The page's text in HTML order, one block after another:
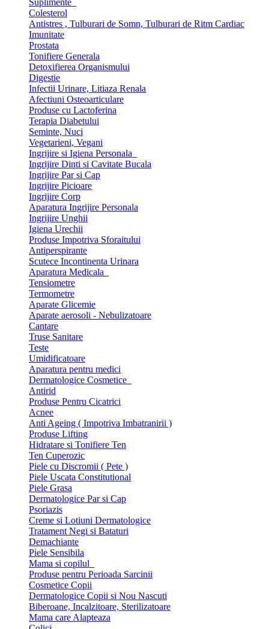
Suplimente
Colesterol
Antistres , Tulburari de Somn, Tulburari de Ritm Cardiac
Imunitate
Prostata
Tonifiere Generala
Detoxifierea Organismului
Digestie
Infectii Urinare, Litiaza Renala
Afectiuni Osteoarticulare
Produse cu Lactoferina
Terapia Diabetului
Seminte, Nuci
Vegetarieni, Vegani
Ingrijire si Igiena Personala
Ingrijire Dinti si Cavitate Bucala
Ingrijire Par si Cap
Ingrijire Picioare
Ingrijire Corp
Aparatura Ingrijire Personala
Ingrijire Unghii
Igiena Urechii
Produse Impotriva Sforaitului
Antiperspirante
Scutece Incontinenta Urinara
Aparatura Medicala
Tensiometre
Termometre
Aparate Glicemie
Aparate aerosoli - Nebulizatoare
Cantare
Truse Sanitare
Teste
Umidificatoare
Aparatura pentru medici
Dermatologice Cosmetice
Antirid
Produse Pentru Cicatrici
Acnee
Anti Ageing ( Impotriva Imbatranirii )
Produse Lifting
Hidratare si Tonifiere Ten
Ten Cuperozic
Piele cu Discromii ( Pete )
Piele Uscata Constitutional
Piele Grasa
Dermatologice Par si Cap
Psoriazis
Creme si Lotiuni Dermatologice
Tratament Negi si Bataturi
Demachiante
Piele Sensibila
Mama si copilul
Produse pentru Perioada Sarcinii
Cosmetice Copii
Dermatologice Copii si Nou Nascuti
Biberoane, Incalzitoare, Sterilizatoare
Mama care Alapteaza